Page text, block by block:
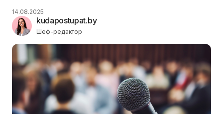
kudapostupat.by
Шеф-редактор
14.08.2025